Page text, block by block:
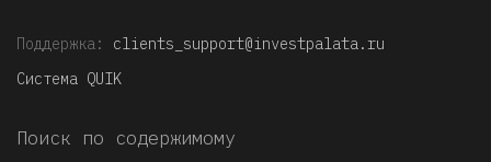
Поддержка: clients_support@investpalata.ru
Система QUIK
Поиск по содержимому